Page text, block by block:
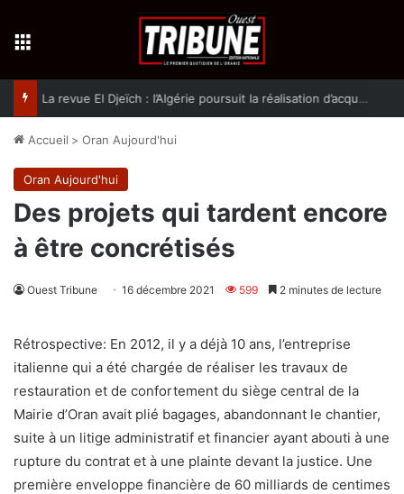
La revue El Djeïch : l’Algérie poursuit la réalisation d’acquis qualitatifs et historiques dans un climat de sécurité et de stabilité
Accueil > Oran Aujourd'hui
Oran Aujourd'hui
Des projets qui tardent encore
à être concrétisés
Ouest Tribune 16 décembre 2021 599 2 minutes de lecture
Rétrospective: En 2012, il y a déjà 10 ans, l’entreprise
italienne qui a été chargée de réaliser les travaux de
restauration et de confortement du siège central de la
Mairie d’Oran avait plié bagages, abandonnant le chantier,
suite à un litige administratif et financier ayant abouti à une
rupture du contrat et à une plainte devant la justice. Une
première enveloppe financière de 60 milliards de centimes